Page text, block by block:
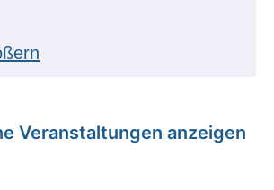
Veranstaltungen anzeigen